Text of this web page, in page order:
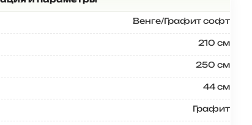
Венге/Графит софт
210 см
250 см
44 см
Графит